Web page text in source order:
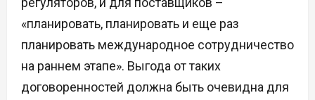
«планировать, планировать и еще раз
планировать международное сотрудничество
на раннем этапе». Выгода от таких
договоренностей должна быть очевидна для